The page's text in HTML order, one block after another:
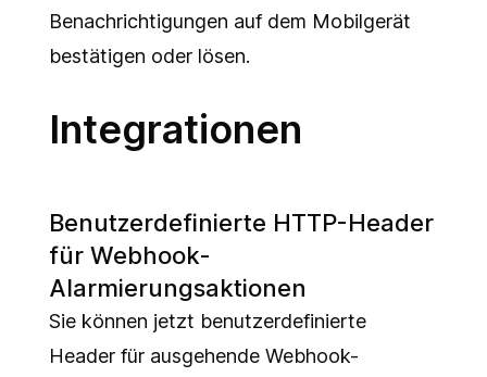
Benachrichtigungen auf dem Mobilgerät
bestätigen oder lösen.
Integrationen
Benutzerdefinierte HTTP-Header
für Webhook-
Alarmierungsaktionen
Sie können jetzt benutzerdefinierte
Header für ausgehende Webhook-